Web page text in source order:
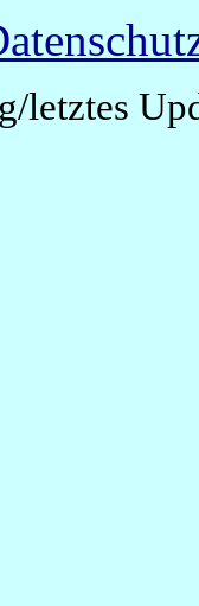
letztes